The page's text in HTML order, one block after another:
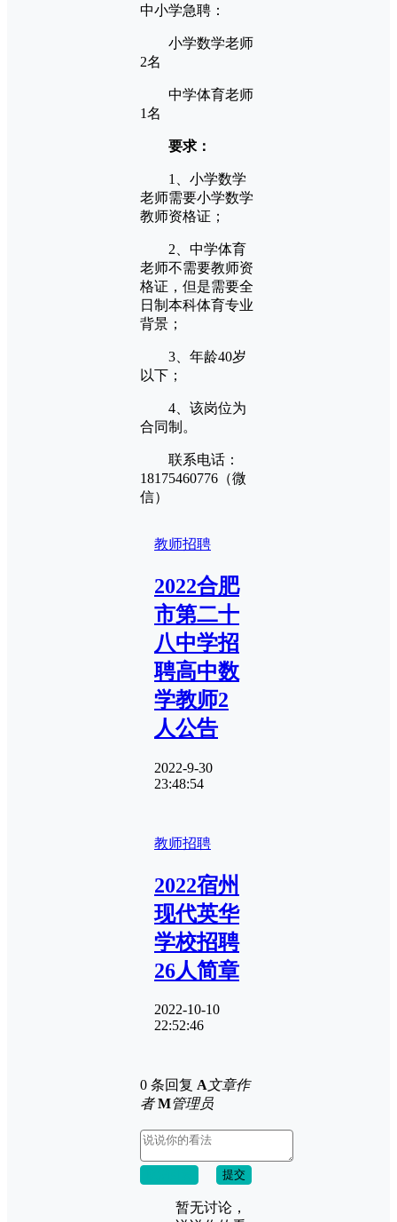
中小学急聘：
小学数学老师
2名
中学体育老师
1名
要求：
1、小学数学
老师需要小学数学
教师资格证；
2、中学体育
老师不需要教师资
格证，但是需要全
日制本科体育专业
背景；
3、年龄40岁
以下；
4、该岗位为
合同制。
联系电话：
18175460776（微
信）
教师招聘
2022合肥
市第二十
八中学招
聘高中数
学教师2
人公告
2022-9-30
23:48:54
教师招聘
2022宿州
现代英华
学校招聘
26人简章
2022-10-10
22:52:46
0 条回复 A文章作
者 M管理员
提交
暂无讨论，